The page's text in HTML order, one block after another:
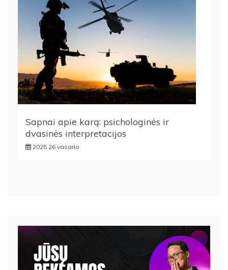
Sapnai apie karą: psichologinės ir
dvasinės interpretacijos
2025 26 vasario